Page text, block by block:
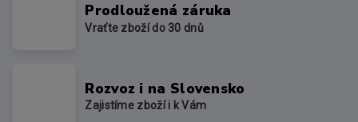
Prodloužená záruka
Vraťte zboží do 30 dnů
Rozvoz i na Slovensko
Zajistíme zboží i k Vám